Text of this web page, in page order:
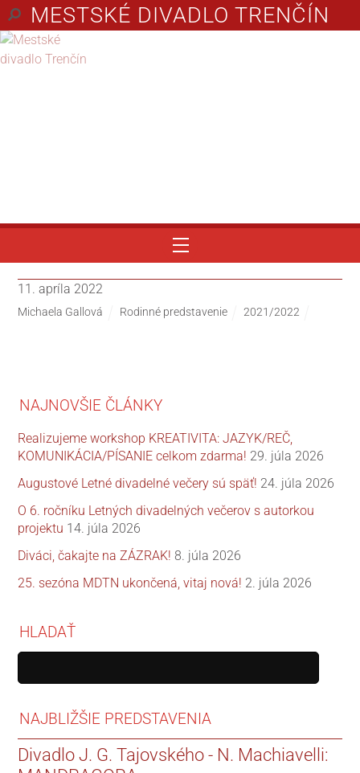
MESTSKÉ DIVADLO TRENČÍN
Menu
11. apríla 2022
Michaela Gallová Rodinné predstavenie 2021/2022
NAJNOVŠIE ČLÁNKY
Realizujeme workshop KREATIVITA: JAZYK/REČ,
KOMUNIKÁCIA/PÍSANIE celkom zdarma! 29. júla 2026
Augustové Letné divadelné večery sú späť! 24. júla 2026
O 6. ročníku Letných divadelných večerov s autorkou
projektu 14. júla 2026
Diváci, čakajte na ZÁZRAK! 8. júla 2026
25. sezóna MDTN ukončená, vitaj nová! 2. júla 2026
HLADAŤ
NAJBLIŽŠIE PREDSTAVENIA
Divadlo J. G. Tajovského - N. Machiavelli: